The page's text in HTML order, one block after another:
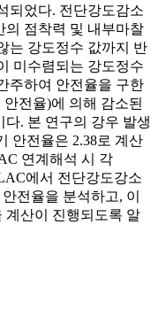
되었다. 전단강도감소
의 점착력 및 내부마찰
는 강도정수 값까지 반
미수렴되는 강도정수
주하여 안전율을 구한
전율)에 의해 감소된
. 본 연구의 강우 발생
안전율은 2.38로 계산
연계해석 시 각
에서 전단강도강소
전율을 분석하고, 이
계산이 진행되도록 알